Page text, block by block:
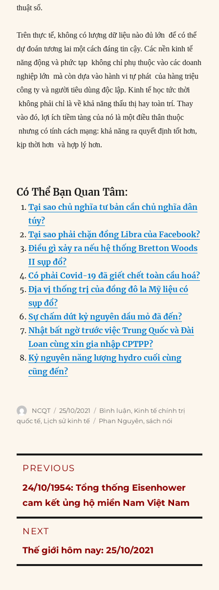
thuật số.
Trên thực tế, không có lượng dữ liệu nào đủ lớn để có thể
dự đoán tương lai một cách đáng tin cậy. Các nền kinh tế
năng động và phức tạp không chỉ phụ thuộc vào các doanh
nghiệp lớn mà còn dựa vào hành vi tự phát của hàng triệu
công ty và người tiêu dùng độc lập. Kinh tế học tức thời
không phải chỉ là về khả năng thấu thị hay toàn trí. Thay
vào đó, lợi ích tiềm tàng của nó là một điều thân thuộc
nhưng có tính cách mạng: khả năng ra quyết định tốt hơn,
kịp thời hơn và hợp lý hơn.
Có Thể Bạn Quan Tâm:
Tại sao chủ nghĩa tư bản cần chủ nghĩa dân
túy?
Tại sao phải chặn đồng Libra của Facebook?
Điều gì xảy ra nếu hệ thống Bretton Woods
II sụp đổ?
Có phải Covid-19 đã giết chết toàn cầu hoá?
Địa vị thống trị của đồng đô la Mỹ liệu có
sụp đổ?
Sự chấm dứt kỷ nguyên dầu mỏ đã đến?
Nhật bất ngờ trước việc Trung Quốc và Đài
Loan cùng xin gia nhập CPTPP?
Kỷ nguyên năng lượng hydro cuối cùng
cũng đến?
Author
NCQT
Posted
on
25/10/2021 Categories
Bình luận, Kinh tế chính trị
quốc tế, Lịch sử kinh tế Tags
Phan Nguyên,sách nói
Post
PREVIOUS
Previous
post:
24/10/1954: Tổng thống Eisenhower
cam kết ủng hộ miền Nam Việt Nam
NEXT
Next
post:
Thế giới hôm nay: 25/10/2021